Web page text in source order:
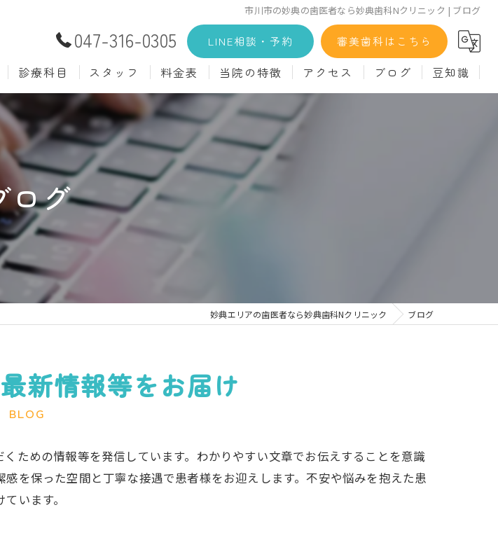
市川市の妙典の歯医者なら妙典歯科Nクリニック | ブログ
047-316-0305 LINE相談・予約 審美歯科はこちら
診療科目
むし歯治療 予防歯科
小児歯科 入れ歯(義歯)
口腔外科 歯周病治療
ホワイトニング
知覚過敏
スタッフ 料金表
材料詳細
自費診療料金
当院の特徴
マウスピース矯正
インプラント
セラミック
アクセス ブログ 豆知識
ログ
妙典エリアの歯医者なら妙典歯科Nクリニック ブログ
新情報等をお届け
BLOG
ための情報等を発信しています。わかりやすい文章でお伝えすることを意識
を保った空間と丁寧な接遇で患者様をお迎えします。不安や悩みを抱えた患
います。